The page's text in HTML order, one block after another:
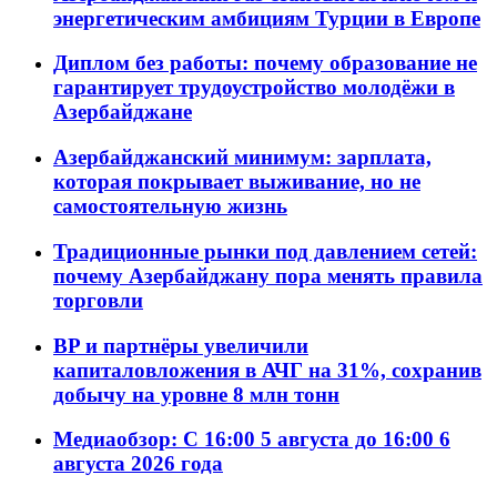
энергетическим амбициям Турции в Европе
Диплом без работы: почему образование не
гарантирует трудоустройство молодёжи в
Азербайджане
Азербайджанский минимум: зарплата,
которая покрывает выживание, но не
самостоятельную жизнь
Традиционные рынки под давлением сетей:
почему Азербайджану пора менять правила
торговли
BP и партнёры увеличили
капиталовложения в АЧГ на 31%, сохранив
добычу на уровне 8 млн тонн
Медиаобзор: С 16:00 5 августа до 16:00 6
августа 2026 года